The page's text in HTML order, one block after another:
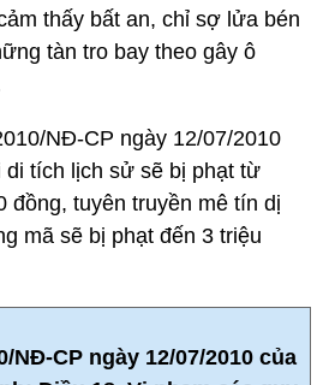
thấy bất an, chỉ sợ lửa bén
tàn tro bay theo gây ô
NĐ-CP ngày 12/07/2010
di tích lịch sử sẽ bị phạt từ
đồng, tuyên truyền mê tín dị
mã sẽ bị phạt đến 3 triệu
NĐ-CP ngày 12/07/2010 của